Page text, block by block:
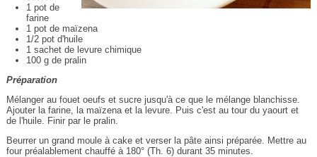
1 pot de
farine
1 pot de maïzena
1/2 pot d'huile
1 sachet de levure chimique
100 g de pralin
Préparation
Mélanger au fouet oeufs et sucre jusqu'à ce que le mélange blanchisse.
Ajouter la farine, la maïzena et la levure. Puis c'est au tour du yaourt et
de l'huile. Finir par le pralin.
Beurrer un grand moule à cake et verser la pâte ainsi préparée. Mettre au
four préalablement chauffé à 180° (Th. 6) durant 35 minutes.